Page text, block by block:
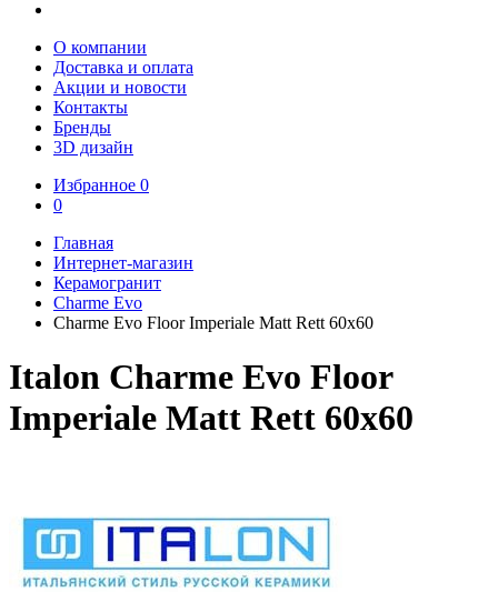
О компании
Доставка и оплата
Акции и новости
Контакты
Бренды
3D дизайн
Избранное 0
0
Главная
Интернет-магазин
Керамогранит
Charme Evo
Charme Evo Floor Imperiale Matt Rett 60х60
Italon Charme Evo Floor
Imperiale Matt Rett 60х60